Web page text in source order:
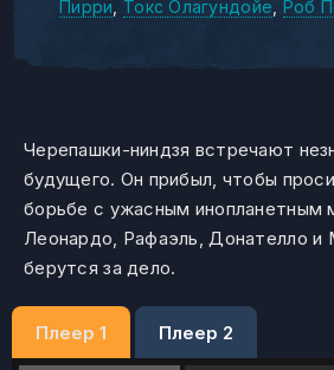
Пирри
Токс Олагундойе Роб
Черепашки-ниндзя встречают
будущего. Он прибыл, чтобы
борьбе с ужасным инопланетным
Леонардо, Рафаэль, Донателло и
берутся за дело.
Плеер 1 Плеер 2